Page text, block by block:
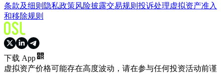
条款及细则 隐私政策风险披露交易规则 投诉处理虚拟资产准入
和移除规则
下载 App
虚拟资产价格可能存在高度波动，请在参与任何投资活动前谨